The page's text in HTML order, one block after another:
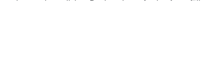
und sportliches Design, das sofort ins Auge fällt.